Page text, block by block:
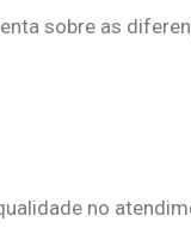
sobre as
no